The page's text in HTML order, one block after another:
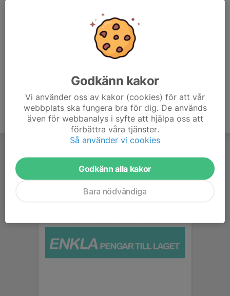
Godkänn kakor
Vi använder oss av kakor (cookies) för att vår
webbplats ska fungera bra för dig. De används
även för webbanalys i syfte att hjälpa oss att
förbättra våra tjänster.
Så använder vi cookies
Godkänn alla kakor
Bara nödvändiga